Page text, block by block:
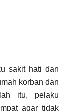
sakit hati dan
korban dan
itu, pelaku
agar tidak